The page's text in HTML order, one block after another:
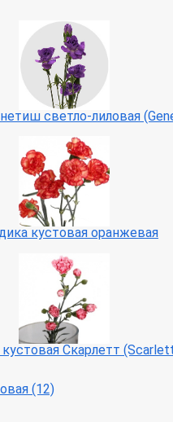
светло-лиловая
кустовая оранжевая
кустовая Скарлетт
(12)